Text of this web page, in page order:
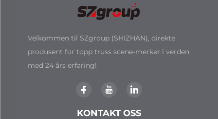
Velkommen til SZgroup (SHIZHAN), direkte
produsent for topp truss scene-merker i verden
med 24 års erfaring!
KONTAKT OSS